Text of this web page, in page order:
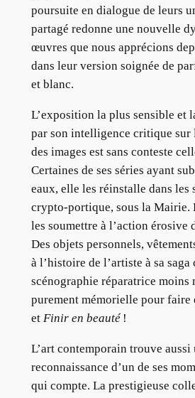
poursuite en dialogue de leurs
partagé redonne une nouvelle
œuvres que nous apprécions
dans leur version soignée de
et blanc.
L’exposition la plus sensible et
par son intelligence critique sur
des images est sans conteste
Certaines de ses séries ayant
eaux, elle les réinstalle dans les
crypto-portique, sous la Mairie.
les soumettre à l’action érosive
Des objets personnels,
à l’histoire de l’artiste à sa
scénographie réparatrice moins
purement mémorielle pour
et Finir en beauté!
L’art contemporain trouve aussi
reconnaissance d’un de ses
qui compte. La prestigieuse